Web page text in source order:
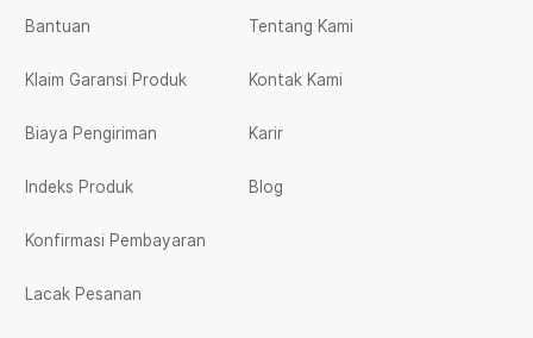
Bantuan
Klaim Garansi Produk
Biaya Pengiriman
Indeks Produk
Konfirmasi Pembayaran
Lacak Pesanan
Tentang Kami
Kontak Kami
Karir
Blog